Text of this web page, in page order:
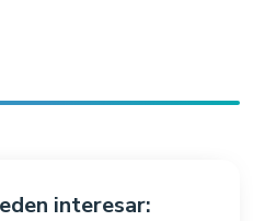
interesar: